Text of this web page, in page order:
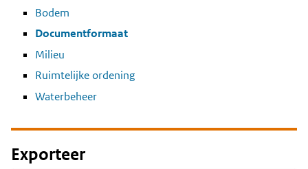
Bodem
Documentformaat
Milieu
Ruimtelijke ordening
Waterbeheer
Exporteer